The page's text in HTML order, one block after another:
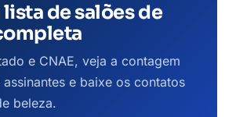
lista de salões de
e CNAE, veja a contagem
e baixe os contatos
beleza.